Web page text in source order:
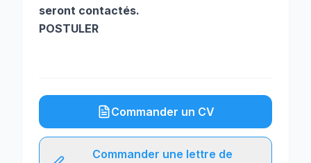
seront contactés.
POSTULER
Commander un CV
Commander une lettre de